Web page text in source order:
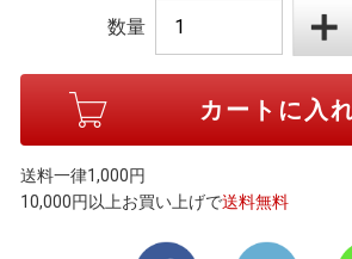
数量
送料一律1,000円
10,000円以上お買い上げで送料無料